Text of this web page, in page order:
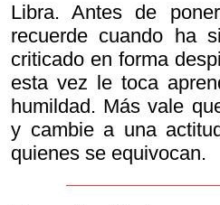
Libra. Antes de
recuerde cuando ha
criticado en forma
esta vez le toca
humildad. Más vale
y cambie a una
quienes se equivocan.